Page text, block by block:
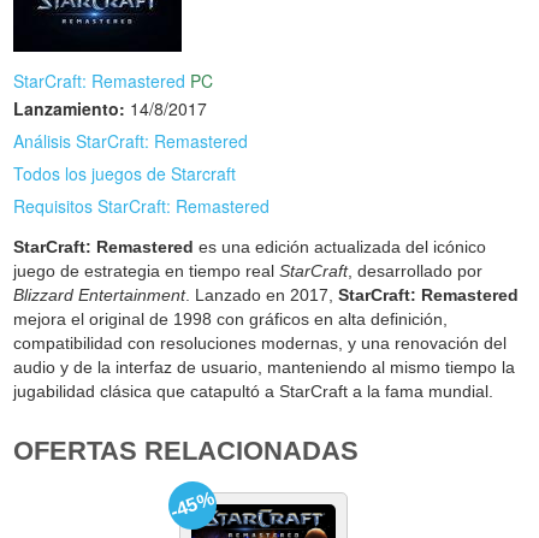
StarCraft: Remastered PC
Lanzamiento: 14/8/2017
Análisis StarCraft: Remastered
Todos los juegos de Starcraft
Requisitos StarCraft: Remastered
StarCraft: Remastered es una edición actualizada del icónico
juego de estrategia en tiempo realStarCraft, desarrollado por
Blizzard Entertainment. Lanzado en 2017,StarCraft: Remastered
mejora el original de 1998 con gráficos en alta definición,
compatibilidad con resoluciones modernas, y una renovación del
audio y de la interfaz de usuario, manteniendo al mismo tiempo la
jugabilidad clásica que catapultó a StarCraft a la fama mundial.
OFERTAS RELACIONADAS
-45%